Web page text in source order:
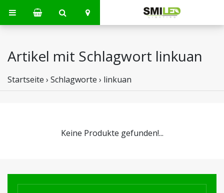
Artikel mit Schlagwort linkuan
Startseite › Schlagworte › linkuan
Keine Produkte gefunden!...